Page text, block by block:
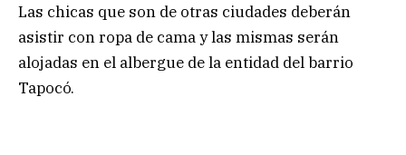
Las chicas que son de otras ciudades deberán
asistir con ropa de cama y las mismas serán
alojadas en el albergue de la entidad del barrio
Tapocó.